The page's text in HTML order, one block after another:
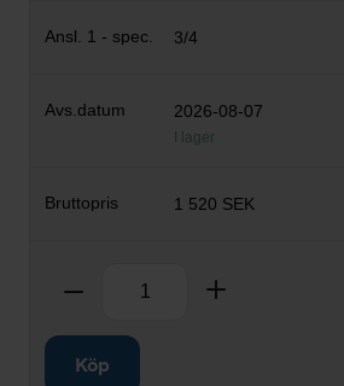
3/4
2026-08-07
I lager
1 520 SEK
Ta bort
Köp